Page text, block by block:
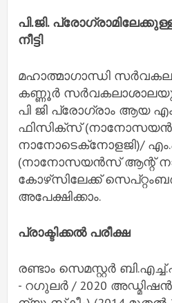
പി.ജി.
നീട്ടി
മഹാത്മാഗാന്ധി
കണ്ണൂർ
പി ജി പ്രോഗ്രാം ആയ
ഫിസിക്‌സ്
നാനോടെക്‌നോളജി)/
(നാനോസയൻസ് ആന്റ്
കോഴ്‌സിലേക്ക്
അപേക്ഷിക്കാം.
പ്രാക്ടിക്കൽ പരീക്ഷ
രണ്ടാം സെമസ്റ്റർ
- റഗുലർ / 2020 അഡ്മിഷൻ